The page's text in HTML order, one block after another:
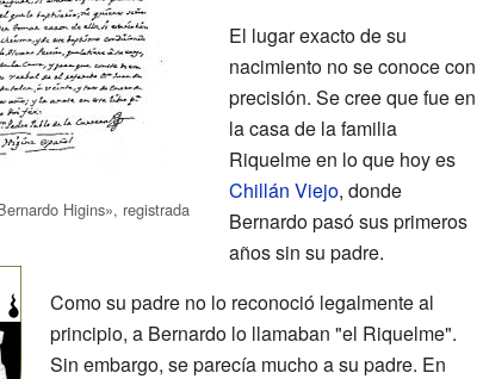
Higins», registrada
El lugar exacto de su
nacimiento no se conoce con
precisión. Se cree que fue en
la casa de la familia
Riquelme en lo que hoy es
Chillán Viejo, donde
Bernardo pasó sus primeros
años sin su padre.
Como su padre no lo reconoció legalmente al
principio, a Bernardo lo llamaban "el Riquelme".
Sin embargo, se parecía mucho a su padre. En